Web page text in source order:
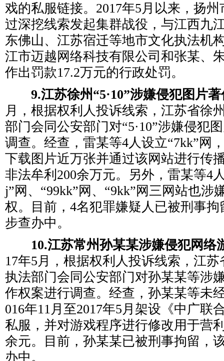
戏的私服链接。2017年5月以来，扬
过深挖线索发起集群战役，与江西九
东佛山、江苏宿迁等地市文化执法机
江市迈越网络科技有限公司和张某、
作出罚款17.2万元的行政处罚。
9.江苏徐州“5·10”涉嫌侵犯图片著
月，根据权利人投诉线索，江苏省徐
部门会同公安部门对“5·10”涉嫌侵犯
调查。经查，雷某等4人设立“7kk”网
下载图片近万张并通过该网站进行传
非法牟利200余万元。另外，雷某等4
j”网、“99kk”网、“9kk”网三网站也涉
权。目前，4名犯罪嫌疑人已被刑事
步查办中。
10.江苏常州孙某某涉嫌侵犯网络
17年5月，根据权利人投诉线索，江
执法部门会同公安部门对孙某某等涉
作权案进行调查。经查，孙某某等未
016年11月至2017年5月架设《中广联
私服，并对游戏程序进行修改用于营
余元。目前，孙某某已被刑事拘留，
办中。